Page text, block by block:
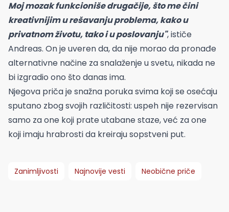
Moj mozak funkcioniše drugačije, što me čini
kreativnijim u rešavanju problema, kako u
privatnom životu, tako i u poslovanju", ističe
Andreas. On je uveren da, da nije morao da pronađe
alternativne načine za snalaženje u svetu, nikada ne
bi izgradio ono što danas ima.
Njegova priča je snažna poruka svima koji se osećaju
sputano zbog svojih različitosti: uspeh nije rezervisan
samo za one koji prate utabane staze, već za one
koji imaju hrabrosti da kreiraju sopstveni put.
Zanimljivosti Najnovije vesti Neobične priče